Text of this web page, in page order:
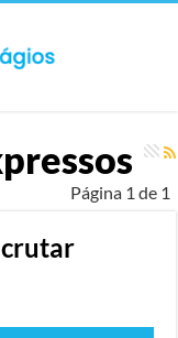
Página 1 de 1